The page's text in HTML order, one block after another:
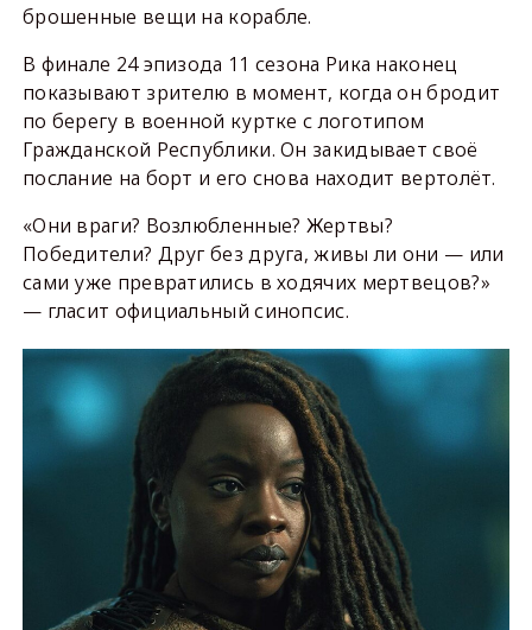
брошенные вещи на корабле.
В финале 24 эпизода 11 сезона Рика наконец
показывают зрителю в момент, когда он бродит
по берегу в военной куртке с логотипом
Гражданской Республики. Он закидывает своё
послание на борт и его снова находит вертолёт.
«Они враги? Возлюбленные? Жертвы?
Победители? Друг без друга, живы ли они — или
сами уже превратились в ходячих мертвецов?»
— гласит официальный синопсис.